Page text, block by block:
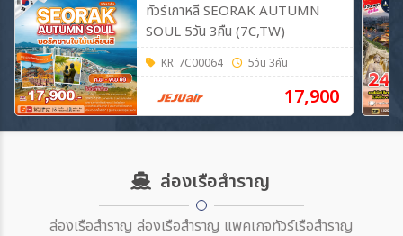
ทัวร์เกาหลี SEORAK AUTUMN
SOUL 5วัน 3คืน (7C,TW)
KR_7C00064 5วัน 3คืน
17,900
ล่องเรือสำราญ
ล่องเรือสำราญ ล่องเรือสำราญ แพคเกจทัวร์เรือสำราญ